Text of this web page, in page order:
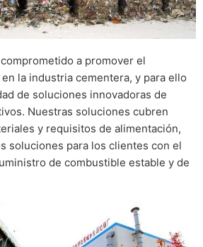
comprometido a promover el
la industria cementera, y para ello
de soluciones innovadoras de
Nuestras soluciones cubren
y requisitos de alimentación,
soluciones para los clientes con el
de combustible estable y de